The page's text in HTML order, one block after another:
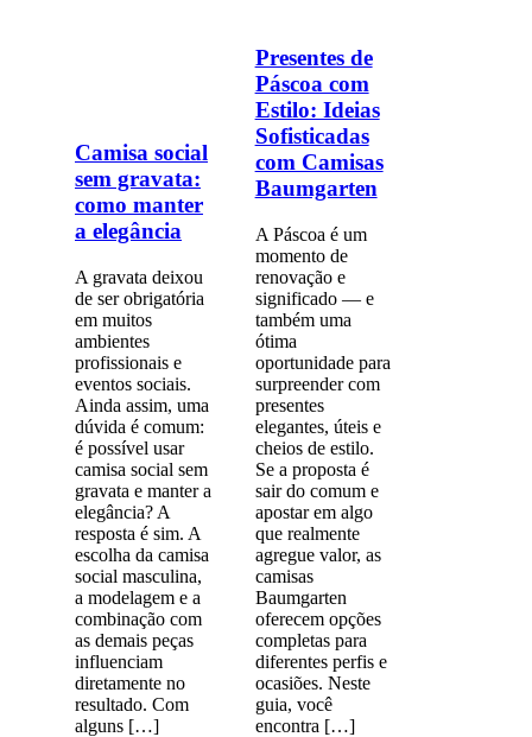
Camisa social
sem gravata:
como manter
a elegância
A gravata deixou
de ser obrigatória
em muitos
ambientes
profissionais e
eventos sociais.
Ainda assim, uma
dúvida é comum:
é possível usar
camisa social sem
gravata e manter a
elegância? A
resposta é sim. A
escolha da camisa
social masculina,
a modelagem e a
combinação com
as demais peças
influenciam
diretamente no
resultado. Com
alguns […]
Presentes de
Páscoa com
Estilo: Ideias
Sofisticadas
com Camisas
Baumgarten
A Páscoa é um
momento de
renovação e
significado — e
também uma
ótima
oportunidade para
surpreender com
presentes
elegantes, úteis e
cheios de estilo.
Se a proposta é
sair do comum e
apostar em algo
que realmente
agregue valor, as
camisas
Baumgarten
oferecem opções
completas para
diferentes perfis e
ocasiões. Neste
guia, você
encontra […]